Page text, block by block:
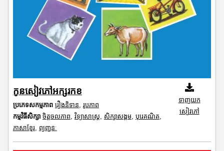
កូនសៀវភៅអក្សរកខ
ប្រភេទសកម្មភាព រឿងនិទាន, រូបភាព
កម្មវិធីសិក្សា ចិត្តចលភាព, វិទ្យាសាស្រ្ត, សិក្សាសង្គម, បុរេគណិត,
ភាសាខ្មែរ, ព្យញ្ជនៈ
ទាញយក
សៀវភៅ